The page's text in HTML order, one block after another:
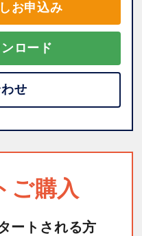
お申込み
ロード
せ
ご購入
ートされる方